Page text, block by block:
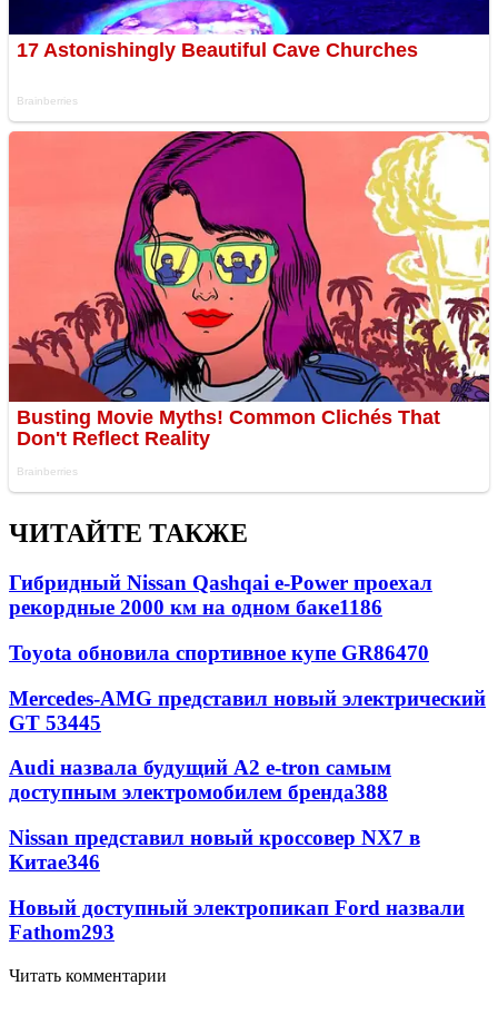
ЧИТАЙТЕ ТАКЖЕ
Гибридный Nissan Qashqai e-Power проехал
рекордные 2000 км на одном баке1186
Toyota обновила спортивное купе GR86470
Mercedes-AMG представил новый электрический
GT 53445
Audi назвала будущий A2 e-tron самым
доступным электромобилем бренда388
Nissan представил новый кроссовер NX7 в
Китае346
Новый доступный электропикап Ford назвали
Fathom293
Читать комментарии